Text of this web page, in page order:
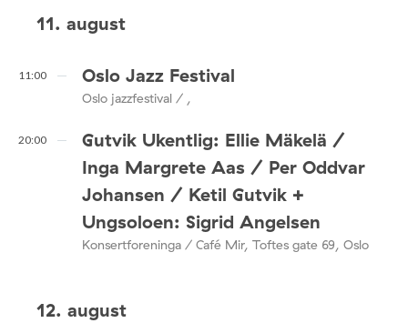
11. august
11:00 Oslo Jazz Festival
Oslo jazzfestival / ,
20:00
Gutvik Ukentlig: Ellie Mäkelä /
Inga Margrete Aas / Per Oddvar
Johansen / Ketil Gutvik +
Ungsoloen: Sigrid Angelsen
Konsertforeninga / Café Mir, Toftes gate 69, Oslo
12. august